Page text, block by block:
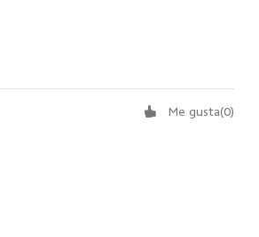
Me gusta(0)